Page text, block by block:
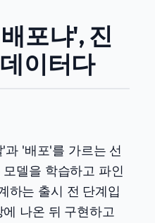
포냐', 진
이터다
과 '배포'를 가르는 선
델을 학습하고 파인
하는 출시 전 단계입
나온 뒤 구현하고